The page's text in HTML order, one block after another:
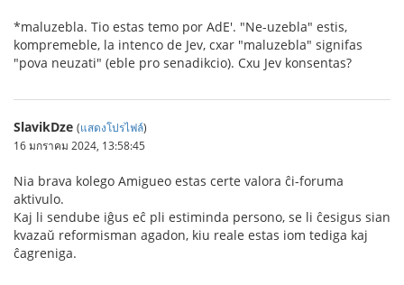
*maluzebla. Tio estas temo por AdE'. "Ne-uzebla" estis,
kompremeble, la intenco de Jev, cxar "maluzebla" signifas
"pova neuzati" (eble pro senadikcio). Cxu Jev konsentas?
SlavikDze (แสดงโปรไฟล์)
16 มกราคม 2024, 13:58:45
Nia brava kolego Amigueo estas certe valora ĉi-foruma
aktivulo.
Kaj li sendube iĝus eĉ pli estiminda persono, se li ĉesigus sian
kvazaŭ reformisman agadon, kiu reale estas iom tediga kaj
ĉagreniga.